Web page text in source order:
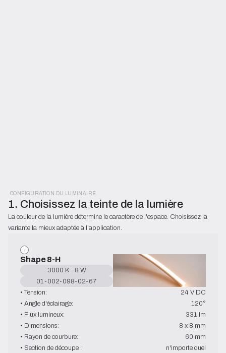
CONFIGURATION DU LUMINAIRE
1. Choisissez la teinte de la lumière
La couleur de la lumière détermine le caractère de l'espace. Choisissez la
variante la mieux adaptée à l'application.
Shape 8-H
3000 K · 8 W
01-002-098-02-67
• Tension:
24 V DC
• Angle d'éclairage:
120°
• Flux lumineux:
331 lm
• Dimensions:
8 x 8 mm
• Rayon de courbure:
60 mm
• Section de découpe :
n'importe quel